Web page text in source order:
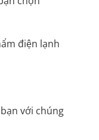
điện lạnh
với chúng